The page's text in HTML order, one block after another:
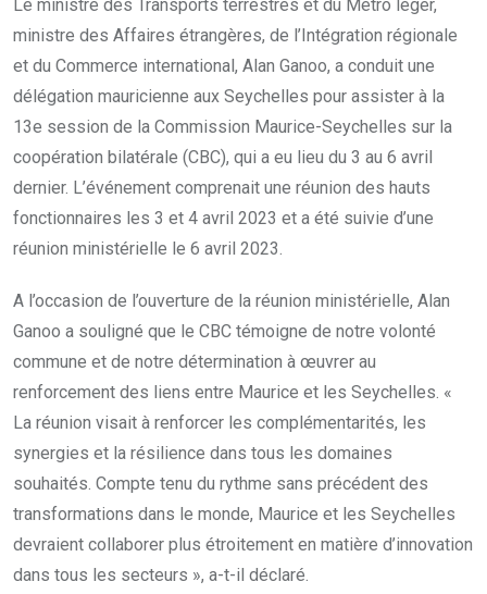
Le ministre des Transports terrestres et du Métro léger,
ministre des Affaires étrangères, de l’Intégration régionale
et du Commerce international, Alan Ganoo, a conduit une
délégation mauricienne aux Seychelles pour assister à la
13e session de la Commission Maurice-Seychelles sur la
coopération bilatérale (CBC), qui a eu lieu du 3 au 6 avril
dernier. L’événement comprenait une réunion des hauts
fonctionnaires les 3 et 4 avril 2023 et a été suivie d’une
réunion ministérielle le 6 avril 2023.
A l’occasion de l’ouverture de la réunion ministérielle, Alan
Ganoo a souligné que le CBC témoigne de notre volonté
commune et de notre détermination à œuvrer au
renforcement des liens entre Maurice et les Seychelles. «
La réunion visait à renforcer les complémentarités, les
synergies et la résilience dans tous les domaines
souhaités. Compte tenu du rythme sans précédent des
transformations dans le monde, Maurice et les Seychelles
devraient collaborer plus étroitement en matière d’innovation
dans tous les secteurs », a-t-il déclaré.